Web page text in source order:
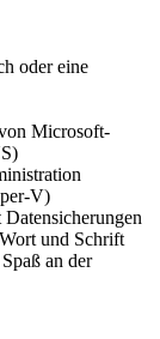
oder eine
Microsoft-
V)
und Schrift
an der